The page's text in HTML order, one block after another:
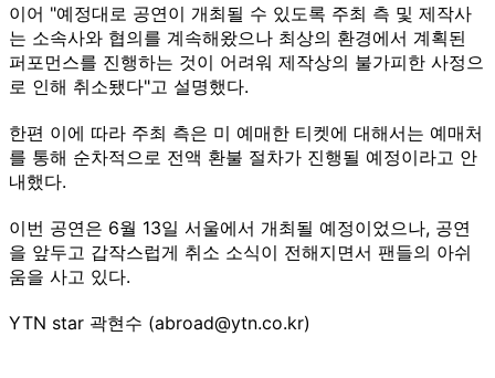
이어 "예정대로 공연이 개최될 수 있도록 주최 측 및 제작사
는 소속사와 협의를 계속해왔으나 최상의 환경에서 계획된
퍼포먼스를 진행하는 것이 어려워 제작상의 불가피한 사정으
로 인해 취소됐다"고 설명했다.
한편 이에 따라 주최 측은 미 예매한 티켓에 대해서는 예매처
를 통해 순차적으로 전액 환불 절차가 진행될 예정이라고 안
내했다.
이번 공연은 6월 13일 서울에서 개최될 예정이었으나, 공연
을 앞두고 갑작스럽게 취소 소식이 전해지면서 팬들의 아쉬
움을 사고 있다.
YTN star 곽현수 (abroad@ytn.co.kr)